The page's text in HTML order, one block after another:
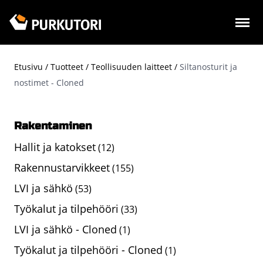
pääsisältöön
Murupolku
Etusivu Tuotteet Teollisuuden laitteet
Siltanosturit ja
nostimet - Cloned
Rakentaminen
Hallit ja katokset(12)
Rakennustarvikkeet(155)
LVI ja sähkö (53)
Työkalut ja tilpehööri (33)
LVI ja sähkö - Cloned (1)
Työkalut ja tilpehööri - Cloned (1)